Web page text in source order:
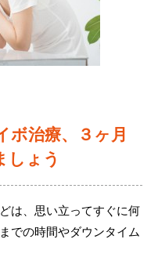
）
ケア知識
ボ治療、３ヶ月
しょう
は、思い立ってすぐに何
での時間やダウンタイム